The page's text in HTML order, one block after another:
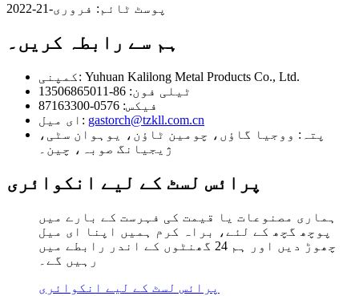
پوسٹ ٹائم: فروری-21-2022
ہم سے رابطہ کریں۔
کمپنی: Yuhuan Kalilong Metal Products Co., Ltd.
ٹیلی فون: 86-13506865011
فیکس: 0576-87163300
ای میل: gastorch@tzkll.com.cn
پتہ: ووجیا گاؤں، چومین ٹاؤن، یوہوان سٹی،
ژیجیانگ صوبہ، چین۔
پرائس لسٹ کے لیے انکوائری
ہماری مصنوعات یا قیمت کی فہرست کے بارے میں
پوچھ گچھ کے لئے، براہ کرم ہمیں اپنا ای میل
چھوڑ دیں اور ہم 24 گھنٹوں کے اندر رابطے میں
رہیں گے۔
پرائس لسٹ کے لیے انکوائری